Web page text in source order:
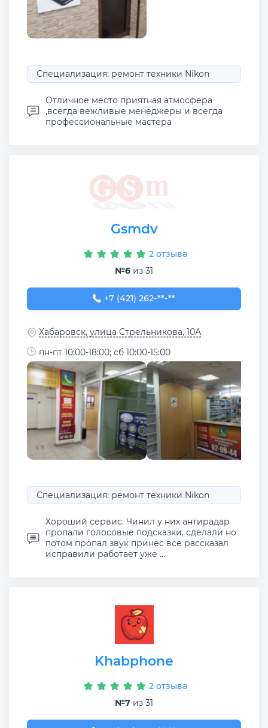
Специализация: ремонт техники Nikon
Отличное место приятная атмосфера
,всегда вежливые менеджеры и всегда
профессиональные мастера
Gsmdv
2 отзыва
№6 из 31
+7 (421) 262-98-44
+7 (421) 262-**-**
Хабаровск, улица Стрельникова, 10А
пн-пт 10:00-18:00; сб 10:00-15:00
Специализация: ремонт техники Nikon
Хороший сервис. Чинил у них антирадар
пропали голосовые подсказки, сделали но
потом пропал звук принёс все рассказал
исправили работает уже ...
Khabphone
2 отзыва
№7 из 31